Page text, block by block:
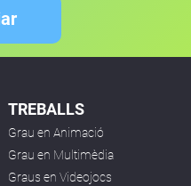
TREBALLS
Grau en Animació
Grau en Multimèdia
Graus en Videojocs